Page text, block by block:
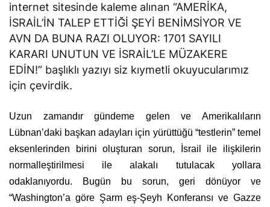
internet sitesinde kaleme alınan “AMERİKA,
İSRAİL’İN TALEP ETTİĞİ ŞEYİ BENİMSİYOR VE
AVN DA BUNA RAZI OLUYOR: 1701 SAYILI
KARARI UNUTUN VE İSRAİL’LE MÜZAKERE
EDİN!” başlıklı yazıyı siz kıymetli okuyucularımız
için çevirdik.
Uzun zamandır gündeme gelen ve Amerikalıların
Lübnan’daki başkan adayları için yürüttüğü “testlerin” temel
eksenlerinden birini oluşturan sorun, İsrail ile ilişkilerin
normalleştirilmesi ile alakalı tutulacak yollara
odaklanıyordu. Bugün bu sorun, geri dönüyor ve
“Washington’a göre Şarm eş-Şeyh Konferansı ve Gazze